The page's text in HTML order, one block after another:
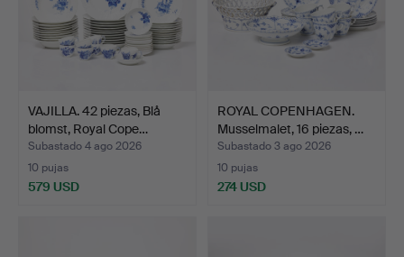
VAJILLA. 42 piezas, Blå
blomst, Royal Cope…
Subastado 4 ago 2026
10 pujas
579 USD
ROYAL COPENHAGEN.
Musselmalet, 16 piezas, …
Subastado 3 ago 2026
10 pujas
274 USD